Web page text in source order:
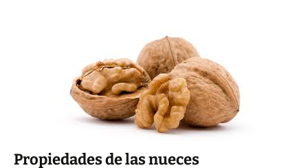
Propiedades de las nueces